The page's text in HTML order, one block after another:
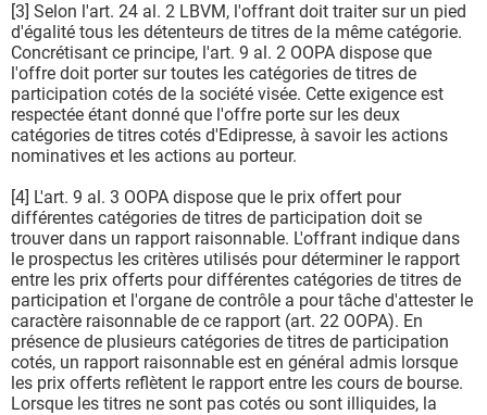
[3] Selon l'art. 24 al. 2 LBVM, l'offrant doit traiter sur un pied
d'égalité tous les détenteurs de titres de la même catégorie.
Concrétisant ce principe, l'art. 9 al. 2 OOPA dispose que
l'offre doit porter sur toutes les catégories de titres de
participation cotés de la société visée. Cette exigence est
respectée étant donné que l'offre porte sur les deux
catégories de titres cotés d'Edipresse, à savoir les actions
nominatives et les actions au porteur.
[4] L'art. 9 al. 3 OOPA dispose que le prix offert pour
différentes catégories de titres de participation doit se
trouver dans un rapport raisonnable. L'offrant indique dans
le prospectus les critères utilisés pour déterminer le rapport
entre les prix offerts pour différentes catégories de titres de
participation et l'organe de contrôle a pour tâche d'attester le
caractère raisonnable de ce rapport (art. 22 OOPA). En
présence de plusieurs catégories de titres de participation
cotés, un rapport raisonnable est en général admis lorsque
les prix offerts reflètent le rapport entre les cours de bourse.
Lorsque les titres ne sont pas cotés ou sont illiquides, la